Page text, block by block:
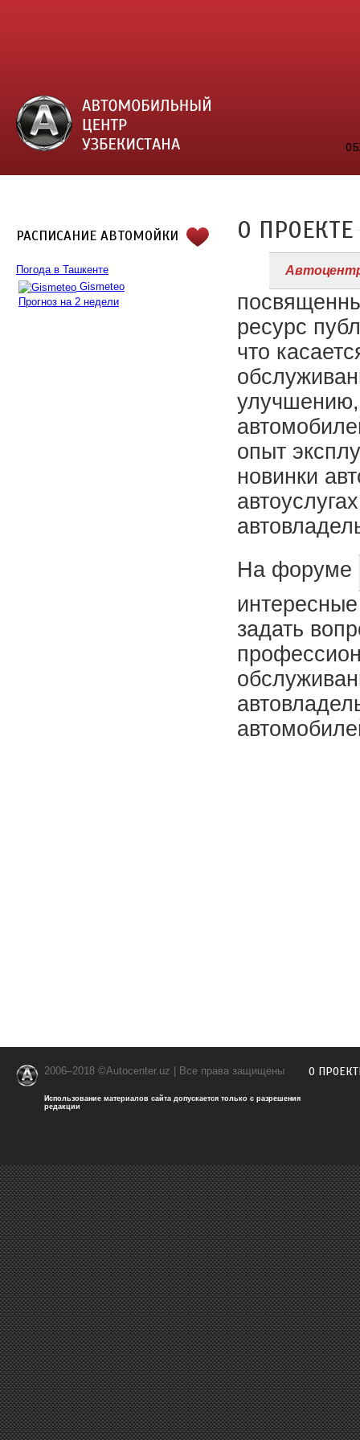
РАСПИСАНИЕ АВТОМОЙКИ
Погода в Ташкенте
Gismeteo
Прогноз на 2 недели
О ПРОЕКТЕ
ресурс
что
опыт
новинки
На форуме
задать
2006–2018 ©Autocenter.uz | Все права защищены
Использование материалов сайта допускается только с разрешения
редакции
О